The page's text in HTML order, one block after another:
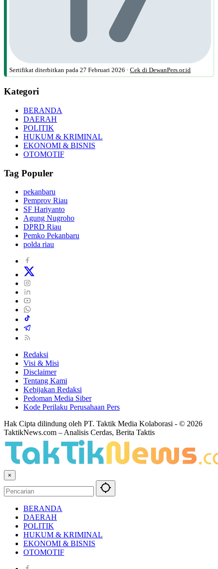
Sertifikat diterbitkan pada 27 Februari 2026 · Cek di DewanPers.or.id
Kategori
BERANDA
DAERAH
POLITIK
HUKUM & KRIMINAL
EKONOMI & BISNIS
OTOMOTIF
Tag Populer
pekanbaru
Pemprov Riau
SF Hariyanto
Agung Nugroho
DPRD Riau
Pemko Pekanbaru
polda riau
Redaksi
Visi & Misi
Disclaimer
Tentang Kami
Kebijakan Redaksi
Pedoman Media Siber
Kode Perilaku Perusahaan Pers
Hak Cipta dilindung oleh PT. Taktik Media Kolaborasi - © 2026
TaktikNews.com – Analisis Cerdas, Berita Taktis
×
BERANDA
DAERAH
POLITIK
HUKUM & KRIMINAL
EKONOMI & BISNIS
OTOMOTIF